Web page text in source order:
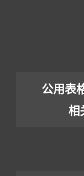
公用表
相